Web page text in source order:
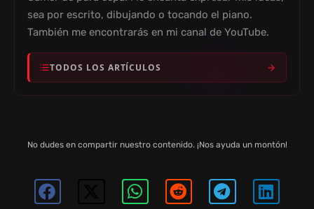
sea por escrito, dibujando o tocando el piano.
También me encontrarás en mi canal de YouTube.
TODOS LOS ARTÍCULOS
No dudes en compartir nuestro contenido. ¡Nos ayuda un montón!